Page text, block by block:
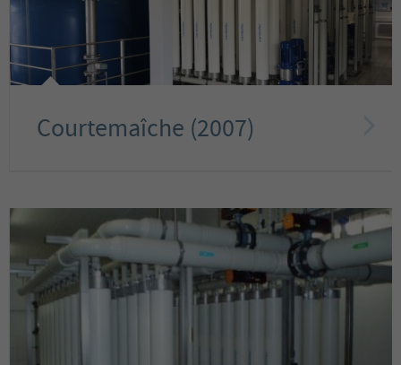
Courtemaîche (2007)